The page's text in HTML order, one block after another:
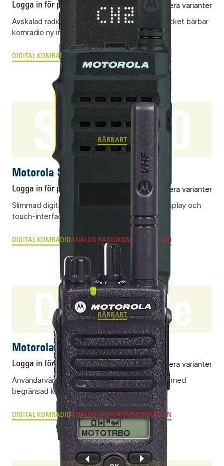
Logga in för pris Flera varianter
Avskalad radio baserad på DMR som ger uttrycket bärbar
komradio ny innebörd.
DIGITAL KOMRADIO ANALOG RADIOKOMMUNIKATION
SL2600
BÄRBART
Motorola SL2600
Logga in för pris Flera varianter
Slimmad digital komradio (DMR) med infälld display och
touch-interface.
DIGITAL KOMRADIOANALOG RADIOKOMMUNIKATION
DP2600e
BÄRBART
Motorola DP2600e
Logga in för pris Flera varianter
Användarvänlig och kompakt komradio (DMR) med
begränsad knappsats och display.
DIGITAL KOMRADIOANALOG RADIOKOMMUNIKATION